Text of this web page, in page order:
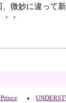
、微妙に違って
・